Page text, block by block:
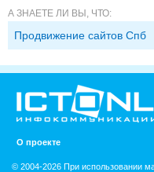
А ЗНАЕТЕ ЛИ ВЫ, ЧТО:
Продвижение сайтов Спб
О проекте
© 2004-2026 При использовании